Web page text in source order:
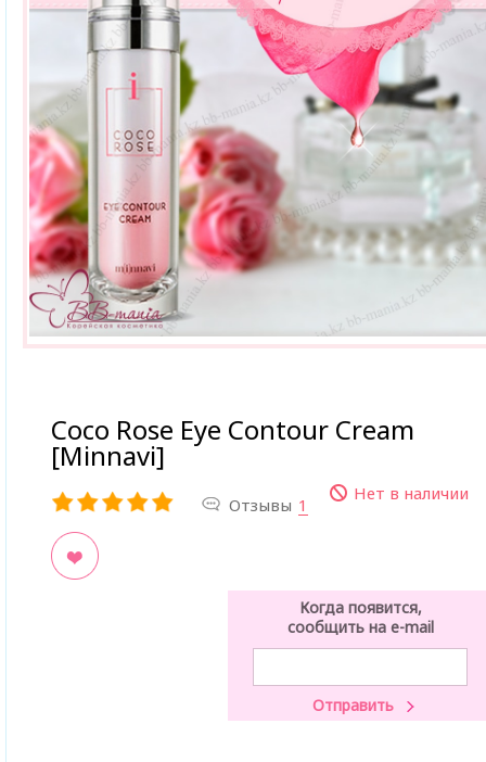
Coco Rose Eye Contour Cream
[Minnavi]
Отзывы 1
Нет в наличии
Когда появится,
сообщить на e-mail